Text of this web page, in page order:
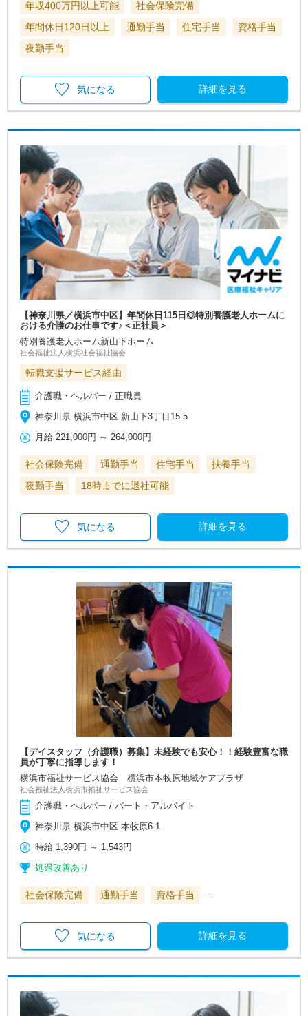
年収400万円以上可能
社会保険完備
年間休日120日以上
通勤手当 住宅手当
資格手当
夜勤手当
詳細を見る
気になる
【神奈川県／横浜市中区】年間休日115日◎特別養護老人ホームに
おける介護のお仕事です♪＜正社員＞
特別養護老人ホーム新山下ホーム
社会福祉法人横浜社会福祉協会
転職支援サービス経由
介護職・ヘルパー / 正職員
神奈川県 横浜市中区 新山下3丁目15-5
月給 221,000円 ～ 264,000円
社会保険完備 通勤手当 住宅手当
扶養手当
夜勤手当
18時までに退社可能
詳細を見る
気になる
【デイスタッフ（介護職）募集】未経験でも安心！！経験豊富な職
員が丁寧に指導します！
横浜市福祉サービス協会 横浜市本牧原地域ケアプラザ
社会福祉法人横浜市福祉サービス協会
介護職・ヘルパー / パート・アルバイト
神奈川県 横浜市中区 本牧原6-1
時給 1,390円 ～ 1,543円
処遇改善あり
社会保険完備 通勤手当 資格手当
詳細を見る
気になる